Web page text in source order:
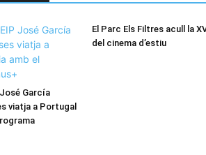
García
viatja a Portugal
El Parc Els Filtres acull la
del cinema d’estiu